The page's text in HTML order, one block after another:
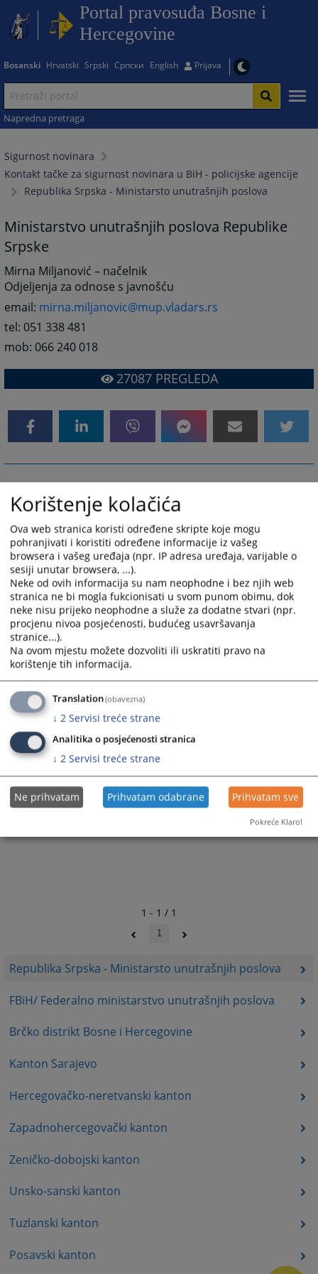
Portal pravosuđa Bosne i
Hercegovine
Bosanski Hrvatski Srpski Српски English Prijava
Napredna pretraga
Sigurnost novinara
Kontakt tačke za sigurnost novinara u BiH - policijske agencije
Republika Srpska - Ministarsto unutrašnjih poslova
Republika Srpska - Ministarsto unutrašnjih poslova
FBiH/ Federalno ministarstvo unutrašnjih poslova
Brčko distrikt Bosne i Hercegovine
Kanton Sarajevo
Hercegovačko-neretvanski kanton
Zapadnohercegovački kanton
Zeničko-dobojski kanton
Unsko-sanski kanton
Tuzlanski kanton
Posavski kanton
Ministarstvo unutrašnjih poslova Republike
Srpske
Mirna Miljanović – načelnik
Odjeljenja za odnose s javnošću
email: mirna.miljanovic@mup.vladars.rs
tel: 051 338 481
mob: 066 240 018
27087PREGLEDA
1 - 1 / 1
1
Korištenje kolačića
Ova web stranica koristi određene skripte koje mogu
pohranjivati i koristiti određene informacije iz vašeg
browsera i vašeg uređaja (npr. IP adresa uređaja, varijable o
sesiji unutar browsera, ...).
Neke od ovih informacija su nam neophodne i bez njih web
stranica ne bi mogla fukcionisati u svom punom obimu, dok
neke nisu prijeko neophodne a služe za dodatne stvari (npr.
procjenu nivoa posjećenosti, budućeg usavršavanja
stranice...).
Na ovom mjestu možete dozvoliti ili uskratiti pravo na
korištenje tih informacija.
Translation(obavezna)
↓ 2 Servisi treće strane
Analitika o posjećenosti stranica
↓ 2 Servisi treće strane
Ne prihvatam Prihvatam odabrane Prihvatam sve
Pokreće Klaro!